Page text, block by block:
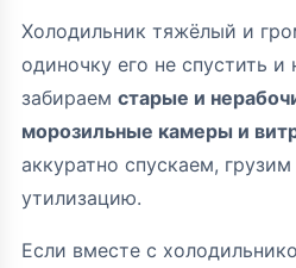
Холодильник тяжёлый и
одиночку его не спустить
забираем старые и
морозильные камеры и
аккуратно спускаем,
утилизацию.
Если вместе с